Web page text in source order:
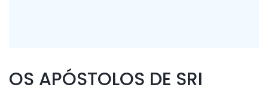
OS APÓSTOLOS DE SRI